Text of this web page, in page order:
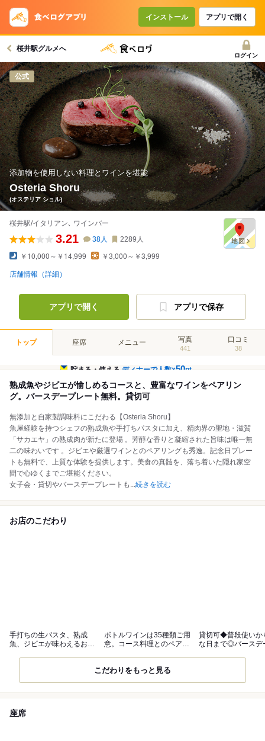
インストール アプリで開く
桜井駅グルメへ
ログイン
公式
添加物を使用しない料理とワインを堪能
Osteria Shoru
(オステリア ショル)
桜井駅/イタリアン､ ワインバー
3.21 38人 2289 人
￥10,000～￥14,999 ￥3,000～￥3,999
店舗情報（詳細）
アプリで開く アプリで保存
トップ 座席 メニュー 写真
441
口コミ
38
貯まる・使えるディナーで人数×50pt
熟成魚やジビエが愉しめるコースと、豊富なワインをペアリン
グ。バースデープレート無料。貸切可
無添加と自家製調味料にこだわる【Osteria Shoru】
魚屋経験を持つシェフの熟成魚や手打ちパスタに加え、精肉界の聖地・滋賀
「サカエヤ」の熟成肉が新たに登場 。芳醇な香りと凝縮された旨味は唯一無
二の味わいです 。ジビエや厳選ワインとのペアリングも秀逸。記念日プレー
トも無料で、上質な体験を提供します。美食の真髄を、落ち着いた隠れ家空
間で心ゆくまでご堪能ください。
女子会・貸切やバースデープレートも ...続きを読む
お店のこだわり
手打ちの生パスタ、熟成
魚、ジビエが味わえるおま
ボトルワインは35種類ご用
意。コース料理とのペアリ
貸切可◆普段使いか
な日まで◎バースデ
こだわりをもっと見る
座席